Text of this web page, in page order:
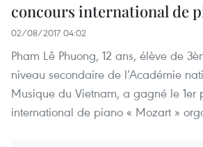
concours international de
02/08/2017 04:02
Pham Lê Phuong, 12 ans, élève de
niveau secondaire de l’Académie
Musique du Vietnam, a gagné le 1er
international de piano « Mozart »